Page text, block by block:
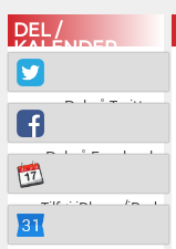
DEL /
KALENDER
Del på Twitter
Del på Facebook
Tilføj iPhone/iPad